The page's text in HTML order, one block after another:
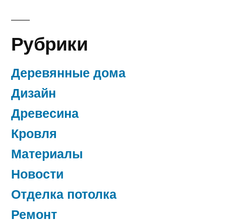
Рубрики
Деревянные дома
Дизайн
Древесина
Кровля
Материалы
Новости
Отделка потолка
Ремонт